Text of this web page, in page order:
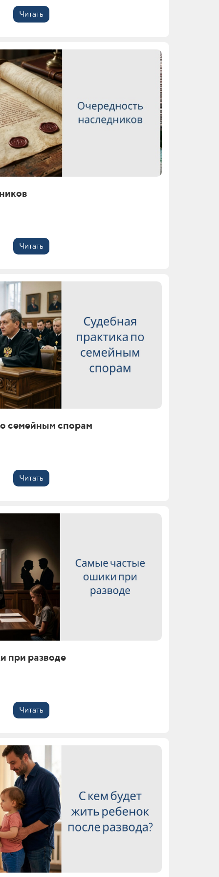
Читать
Читать
семейным спорам
Читать
при разводе
Читать